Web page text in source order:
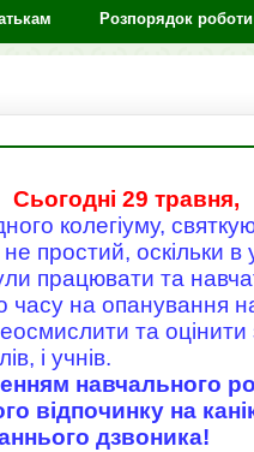
Розпорядок роботи
Сьогодні 29 травня,
колегіуму,
простий, оскільки
працювати та
часу на опанування
та оцінити
і учнів.
навчального
відпочинку на
дзвоника!